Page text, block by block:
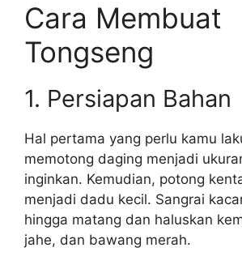
Cara Membuat
Tongseng
1. Persiapan Bahan
Hal pertama yang perlu kamu
memotong daging menjadi
inginkan. Kemudian, potong
menjadi dadu kecil. Sangrai
hingga matang dan haluskan
jahe, dan bawang merah.